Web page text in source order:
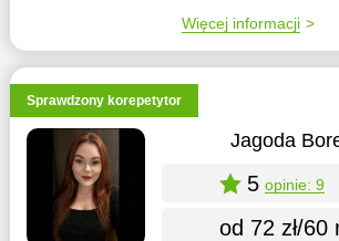
Więcej informacji
Sprawdzony korepetytor
Jagoda
5 opinie: 9
od 72 zł/60